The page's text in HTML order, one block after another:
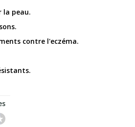
la peau.
contre l'eczéma.